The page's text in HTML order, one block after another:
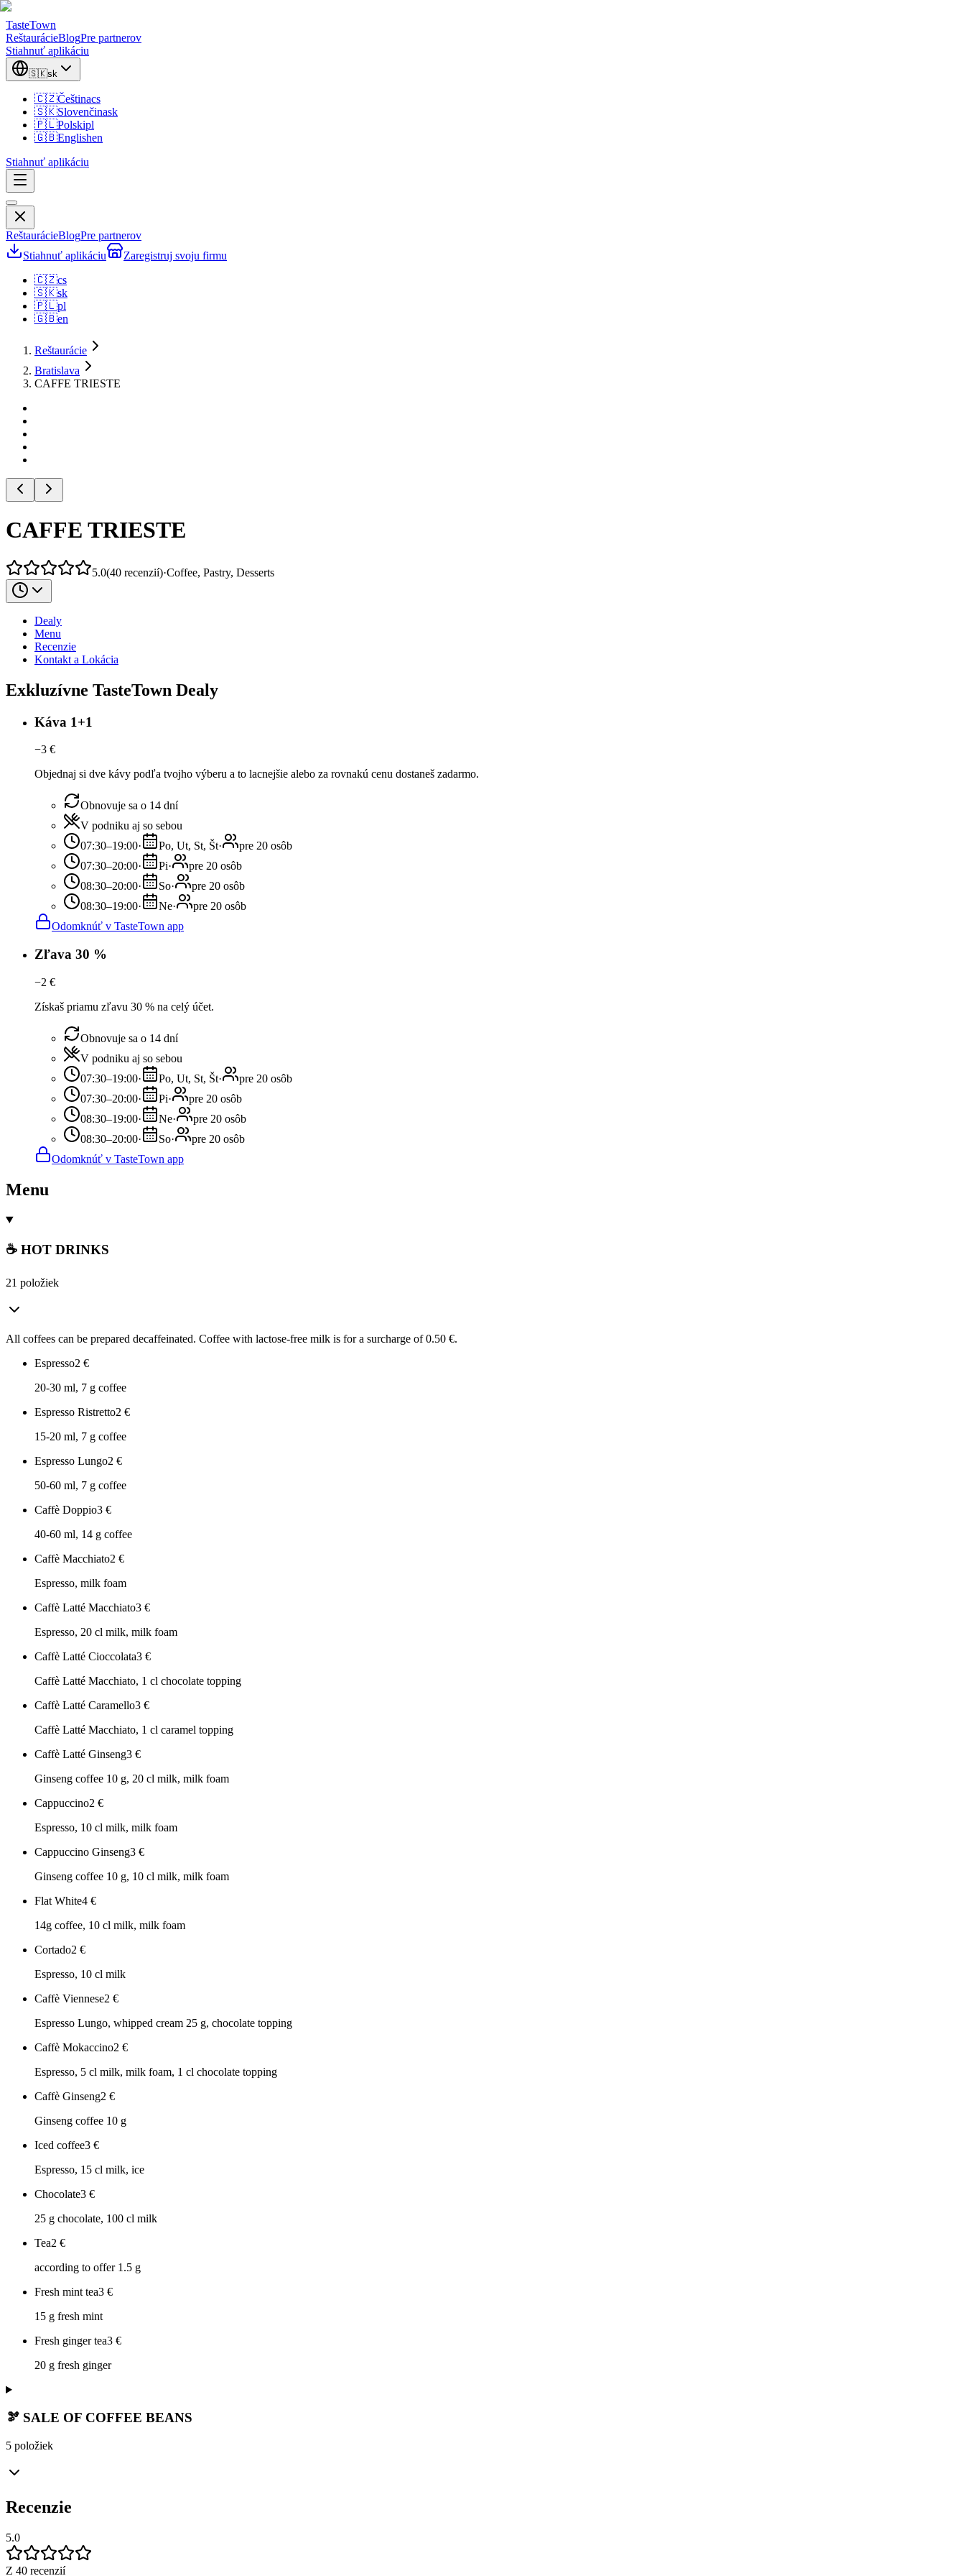
TasteTown
ReštaurácieBlogPre partnerov
Stiahnuť aplikáciu
🇸🇰sk
🇨🇿Češtinacs
🇸🇰Slovenčinask
🇵🇱Polskipl
🇬🇧Englishen
Stiahnuť aplikáciu
ReštaurácieBlogPre partnerov
Stiahnuť aplikáciu
Zaregistruj svoju firmu
🇨🇿cs
🇸🇰sk
🇵🇱pl
🇬🇧en
Reštaurácie
Bratislava
CAFFE TRIESTE
CAFFE TRIESTE
5.0(40 recenzií)·Coffee, Pastry, Desserts
Dealy
Menu
Recenzie
Kontakt a Lokácia
Exkluzívne TasteTown Dealy
Káva 1+1
−3 €
Objednaj si dve kávy podľa tvojho výberu a to lacnejšie alebo za rovnakú cenu dostaneš zadarmo.
Obnovuje sa o 14 dní
V podniku aj so sebou
07:30–19:00· Po, Ut, St, Št·
pre 20 osôb
07:30–20:00· Pi·
pre 20 osôb
08:30–20:00· So·
pre 20 osôb
08:30–19:00· Ne·
pre 20 osôb
Odomknúť v TasteTown app
Zľava 30 %
−2 €
Získaš priamu zľavu 30 % na celý účet.
Obnovuje sa o 14 dní
V podniku aj so sebou
07:30–19:00· Po, Ut, St, Št·
pre 20 osôb
07:30–20:00· Pi·
pre 20 osôb
08:30–19:00· Ne·
pre 20 osôb
08:30–20:00· So·
pre 20 osôb
Odomknúť v TasteTown app
Menu
☕ HOT DRINKS
21 položiek
All coffees can be prepared decaffeinated. Coffee with lactose-free milk is for a surcharge of 0.50 €.
Espresso2 €
20-30 ml, 7 g coffee
Espresso Ristretto2 €
15-20 ml, 7 g coffee
Espresso Lungo2 €
50-60 ml, 7 g coffee
Caffè Doppio3 €
40-60 ml, 14 g coffee
Caffè Macchiato2 €
Espresso, milk foam
Caffè Latté Macchiato3 €
Espresso, 20 cl milk, milk foam
Caffè Latté Cioccolata3 €
Caffè Latté Macchiato, 1 cl chocolate topping
Caffè Latté Caramello3 €
Caffè Latté Macchiato, 1 cl caramel topping
Caffè Latté Ginseng3 €
Ginseng coffee 10 g, 20 cl milk, milk foam
Cappuccino2 €
Espresso, 10 cl milk, milk foam
Cappuccino Ginseng3 €
Ginseng coffee 10 g, 10 cl milk, milk foam
Flat White4 €
14g coffee, 10 cl milk, milk foam
Cortado2 €
Espresso, 10 cl milk
Caffè Viennese2 €
Espresso Lungo, whipped cream 25 g, chocolate topping
Caffè Mokaccino2 €
Espresso, 5 cl milk, milk foam, 1 cl chocolate topping
Caffè Ginseng2 €
Ginseng coffee 10 g
Iced coffee3 €
Espresso, 15 cl milk, ice
Chocolate3 €
25 g chocolate, 100 cl milk
Tea2 €
according to offer 1.5 g
Fresh mint tea3 €
15 g fresh mint
Fresh ginger tea3 €
20 g fresh ginger
🫘 SALE OF COFFEE BEANS
5 položiek
Recenzie
5.0
Z 40 recenzií